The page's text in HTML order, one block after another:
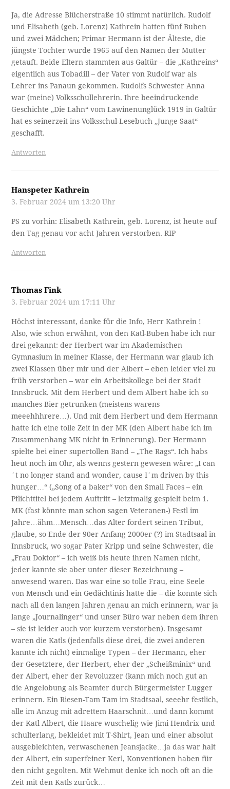
Ja, die Adresse Blücherstraße 10 stimmt natürlich. Rudolf
und Elisabeth (geb. Lorenz) Kathrein hatten fünf Buben
und zwei Mädchen; Primar Hermann ist der Älteste, die
jüngste Tochter wurde 1965 auf den Namen der Mutter
getauft. Beide Eltern stammten aus Galtür – die „Kathreins“
eigentlich aus Tobadill – der Vater von Rudolf war als
Lehrer ins Panaun gekommen. Rudolfs Schwester Anna
war (meine) Volksschullehrerin. Ihre beeindruckende
Geschichte „Die Lahn“ vom Lawinenunglück 1919 in Galtür
hat es seinerzeit ins Volksschul-Lesebuch „Junge Saat“
geschafft.
Antworten
Hanspeter Kathrein
3. Februar 2024 um 13:20 Uhr
PS zu vorhin: Elisabeth Kathrein, geb. Lorenz, ist heute auf
den Tag genau vor acht Jahren verstorben. RIP
Antworten
Thomas Fink
3. Februar 2024 um 17:11 Uhr
Höchst interessant, danke für die Info, Herr Kathrein !
Also, wie schon erwähnt, von den Katl-Buben habe ich nur
drei gekannt: der Herbert war im Akademischen
Gymnasium in meiner Klasse, der Hermann war glaub ich
zwei Klassen über mir und der Albert – eben leider viel zu
früh verstorben – war ein Arbeitskollege bei der Stadt
Innsbruck. Mit dem Herbert und dem Albert habe ich so
manches Bier getrunken (meistens warens
meeehhhrere…). Und mit dem Herbert und dem Hermann
hatte ich eine tolle Zeit in der MK (den Albert habe ich im
Zusammenhang MK nicht in Erinnerung). Der Hermann
spielte bei einer supertollen Band – „The Rags“. Ich habs
heut noch im Ohr, als wenns gestern gewesen wäre: „I can
´t no longer stand and wonder, cause I´m driven by this
hunger…“ („Song of a baker“ von den Small Faces – ein
Pflichttitel bei jedem Auftritt – letztmalig gespielt beim 1.
MK (fast könnte man schon sagen Veteranen-) Festl im
Jahre…ähm…Mensch…das Alter fordert seinen Tribut,
glaube, so Ende der 90er Anfang 2000er (?) im Stadtsaal in
Innsbruck, wo sogar Pater Kripp und seine Schwester, die
„Frau Doktor“ – ich weiß bis heute ihren Namen nicht,
jeder kannte sie aber unter dieser Bezeichnung –
anwesend waren. Das war eine so tolle Frau, eine Seele
von Mensch und ein Gedächtinis hatte die – die konnte sich
nach all den langen Jahren genau an mich erinnern, war ja
lange „Journalinger“ und unser Büro war neben dem ihren
– sie ist leider auch vor kurzem verstorben). Insgesamt
waren die Katls (jedenfalls diese drei, die zwei anderen
kannte ich nicht) einmalige Typen – der Hermann, eher
der Gesetztere, der Herbert, eher der „Scheißminix“ und
der Albert, eher der Revoluzzer (kann mich noch gut an
die Angelobung als Beamter durch Bürgermeister Lugger
erinnern. Ein Riesen-Tam Tam im Stadtsaal, seeehr festlich,
alle im Anzug mit adrettem Haarschnit…und dann kommt
der Katl Albert, die Haare wuschelig wie Jimi Hendrix und
schulterlang, bekleidet mit T-Shirt, Jean und einer absolut
ausgebleichten, verwaschenen Jeansjacke…ja das war halt
der Albert, ein superfeiner Kerl, Konventionen haben für
den nicht gegolten. Mit Wehmut denke ich noch oft an die
Zeit mit den Katls zurück…